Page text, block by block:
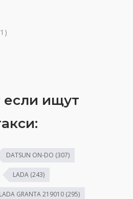
если ищут
DATSUN ON-DO (307)
LADA (243)
LADA GRANTA 219010 (295)